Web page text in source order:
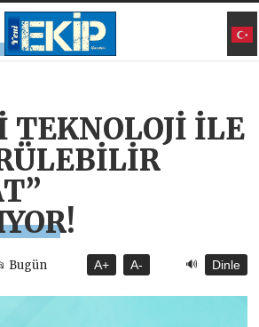
TEKNOLOJİ İLE
Bugün A+ A- 🔊 Dinle